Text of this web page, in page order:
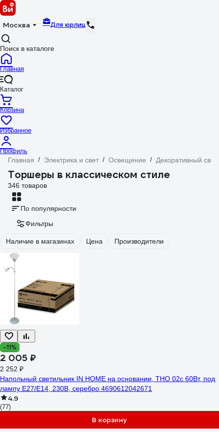
Москва Для юрлиц
Поиск в каталоге
Главная
Каталог
Корзина
Избранное
Профиль
Главная / Электрика и свет / Освещение / Декоративный свет
Торшеры в классическом стиле
346 товаров
По популярности
Фильтры
Наличие в магазинах Цена Производители
-11%
2 005 ₽
2 252 ₽
Напольный светильник IN HOME на основании, ТНО 02с 60Вт, под
лампу Е27/Е14, 230В, серебро 4690612042671
4.9
(77)
В корзину